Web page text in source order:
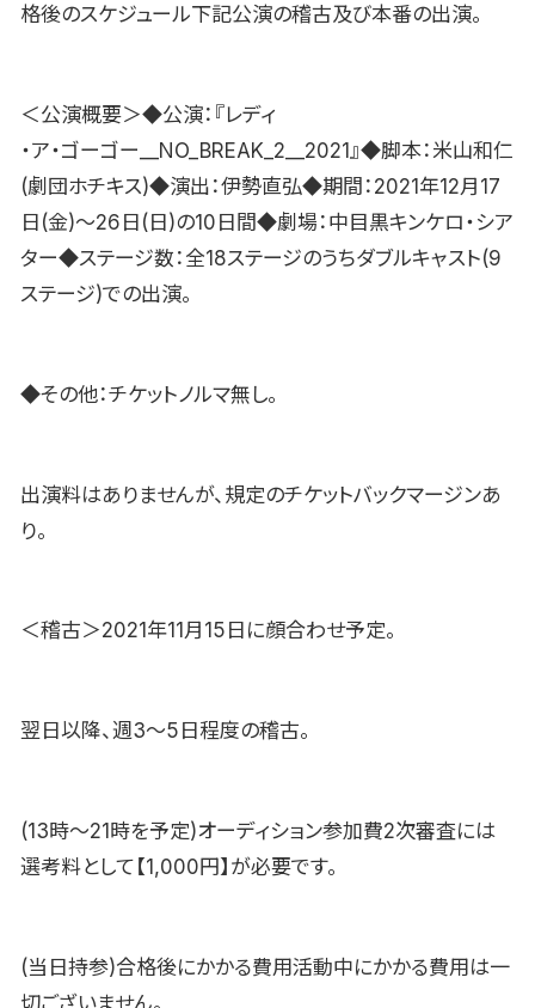
格後のスケジュール下記公演の稽古及び本番の出演。
＜公演概要＞◆公演：『レディ
・ア・ゴーゴー__NO_BREAK_2__2021』◆脚本：米山和仁
(劇団ホチキス)◆演出：伊勢直弘◆期間：2021年12月17
日(金)〜26日(日)の10日間◆劇場：中目黒キンケロ・シア
ター◆ステージ数：全18ステージのうちダブルキャスト(9
ステージ)での出演。
◆その他：チケットノルマ無し。
出演料はありませんが、規定のチケットバックマージンあ
り。
＜稽古＞2021年11月15日に顔合わせ予定。
翌日以降、週3〜5日程度の稽古。
(13時〜21時を予定)オーディション参加費2次審査には
選考料として【1,000円】が必要です。
(当日持参)合格後にかかる費用活動中にかかる費用は一
切ございません。